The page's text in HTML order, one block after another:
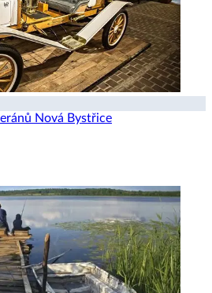
Nová Bystřice